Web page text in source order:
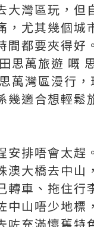
大灣區玩，但
，尤其幾個城
間都要夾得好
思萬旅遊 嘅
萬灣區漫行，
幾適合想輕鬆
安排唔會太趕
澳大橋去中山
轉車、拖住行
中山唔少地標